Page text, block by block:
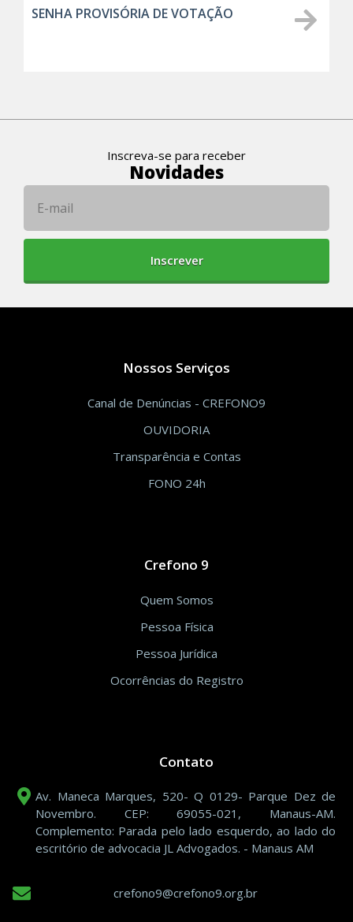
SENHA PROVISÓRIA DE VOTAÇÃO
Inscreva-se para receber
Novidades
Inscrever
Nossos Serviços
Canal de Denúncias - CREFONO9
OUVIDORIA
Transparência e Contas
FONO 24h
Crefono 9
Quem Somos
Pessoa Física
Pessoa Jurídica
Ocorrências do Registro
Contato
Av. Maneca Marques, 520- Q 0129- Parque Dez de
Novembro. CEP: 69055-021, Manaus-AM.
Complemento: Parada pelo lado esquerdo, ao lado do
escritório de advocacia JL Advogados. - Manaus AM
crefono9@crefono9.org.br